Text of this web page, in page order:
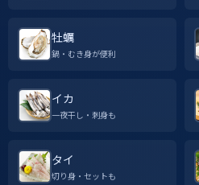
牡蠣
鍋・むき身が便利
イカ
一夜干し・刺身も
タイ
切り身・セットも